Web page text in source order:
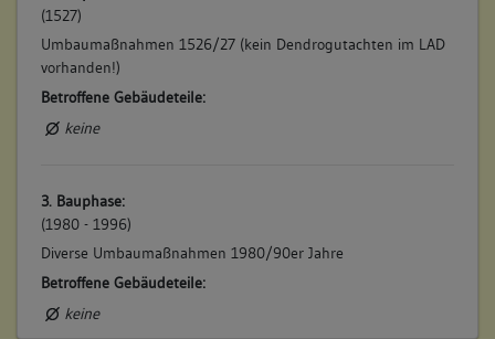
(1527)
Umbaumaßnahmen 1526/27 (kein Dendrogutachten im LAD
vorhanden!)
Betroffene Gebäudeteile:
keine
3. Bauphase:
(1980 - 1996)
Diverse Umbaumaßnahmen 1980/90er Jahre
Betroffene Gebäudeteile:
keine